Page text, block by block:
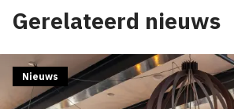
Gerelateerd nieuws
Nieuws